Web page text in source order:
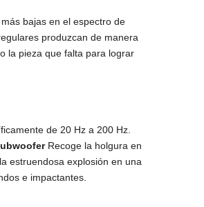
bajas en el espectro de
produzcan de manera
la pieza que falta para lograr
de 20 Hz a 200 Hz.
Recoge la holgura en
estruendosa explosión en una
e impactantes.